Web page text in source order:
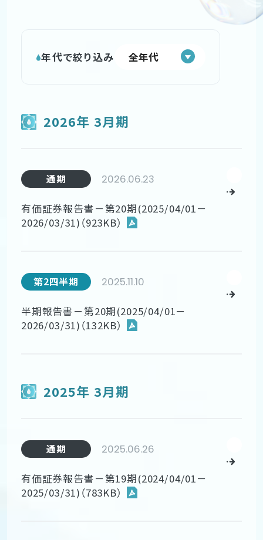
年代で絞り込み
2026年 3月期
通期 2026.06.23
有価証券報告書－第20期(2025/04/01－
2026/03/31)（923KB）
第2四半期 2025.11.10
半期報告書－第20期(2025/04/01－
2026/03/31)（132KB）
2025年 3月期
通期 2025.06.26
有価証券報告書－第19期(2024/04/01－
2025/03/31)（783KB）